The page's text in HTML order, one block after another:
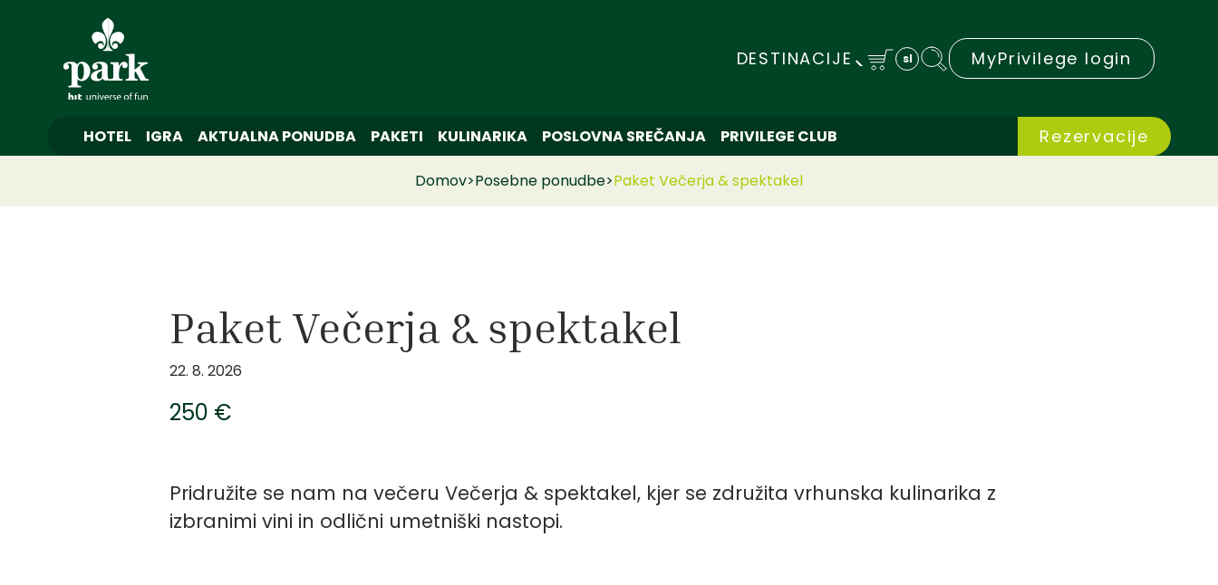
DESTINACIJE sl MyPrivilege login
HOTEL IGRA AKTUALNA PONUDBA PAKETI KULINARIKA POSLOVNA SREČANJA PRIVILEGE CLUB Rezervacije
Domov>Posebne ponudbe>Paket Večerja & spektakel
Paket Večerja & spektakel
22. 8. 2026
250 €
Pridružite se nam na večeru Večerja & spektakel, kjer se združita vrhunska kulinarika z
izbranimi vini in odlični umetniški nastopi.